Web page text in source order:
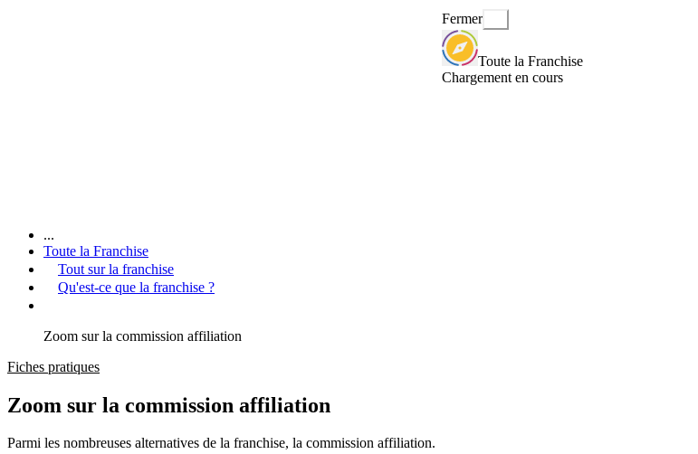
Fermer
Toute la Franchise
Chargement en cours
...
Toute la Franchise
Tout sur la franchise
Qu'est-ce que la franchise ?
Zoom sur la commission affiliation
Fiches pratiques
Zoom sur la commission affiliation
Parmi les nombreuses alternatives de la franchise, la commission affiliation.